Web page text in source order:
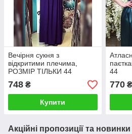
Вечірня сукня з
відкритими плечима,
РОЗМІР ТІЛЬКИ 44
748 ₴
Купити
44
770₴
Акційні пропозиції та новинки